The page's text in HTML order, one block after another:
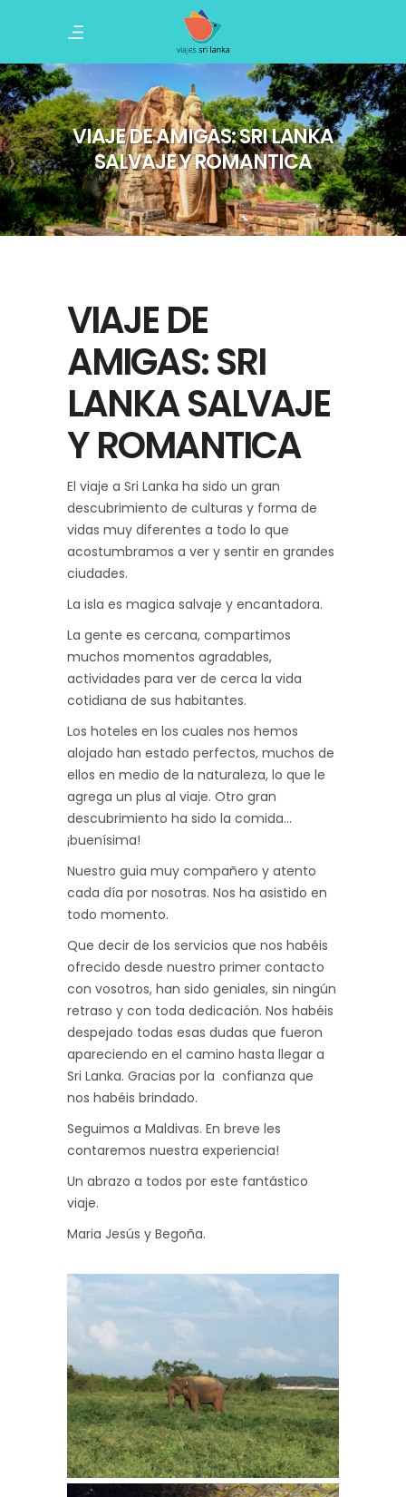
VIAJE DE AMIGAS: SRI LANKA
SALVAJE Y ROMANTICA
VIAJE DE
AMIGAS: SRI
LANKA SALVAJE
Y ROMANTICA
El viaje a Sri Lanka ha sido un gran
descubrimiento de culturas y forma de
vidas muy diferentes a todo lo que
acostumbramos a ver y sentir en grandes
ciudades.
La isla es magica salvaje y encantadora.
La gente es cercana, compartimos
muchos momentos agradables,
actividades para ver de cerca la vida
cotidiana de sus habitantes.
Los hoteles en los cuales nos hemos
alojado han estado perfectos, muchos de
ellos en medio de la naturaleza, lo que le
agrega un plus al viaje. Otro gran
descubrimiento ha sido la comida…
¡buenísima!
Nuestro guia muy compañero y atento
cada día por nosotras. Nos ha asistido en
todo momento.
Que decir de los servicios que nos habéis
ofrecido desde nuestro primer contacto
con vosotros, han sido geniales, sin ningún
retraso y con toda dedicación. Nos habéis
despejado todas esas dudas que fueron
apareciendo en el camino hasta llegar a
Sri Lanka. Gracias por la confianza que
nos habéis brindado.
Seguimos a Maldivas. En breve les
contaremos nuestra experiencia!
Un abrazo a todos por este fantástico
viaje.
Maria Jesús y Begoña.